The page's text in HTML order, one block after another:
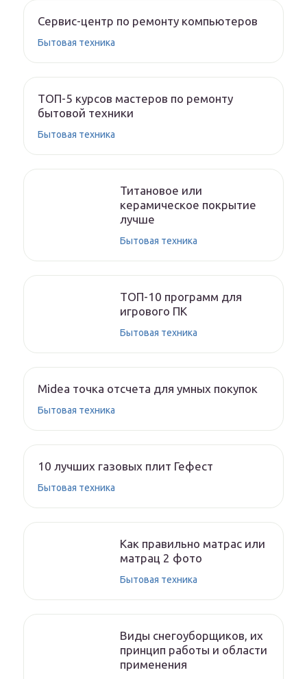
Сервис-центр по ремонту компьютеров
Бытовая техника
ТОП-5 курсов мастеров по ремонту
бытовой техники
Бытовая техника
Титановое или
керамическое покрытие
лучше
Бытовая техника
ТОП-10 программ для
игрового ПК
Бытовая техника
Midea точка отсчета для умных покупок
Бытовая техника
10 лучших газовых плит Гефест
Бытовая техника
Как правильно матрас или
матрац 2 фото
Бытовая техника
Виды снегоуборщиков, их
принцип работы и области
применения